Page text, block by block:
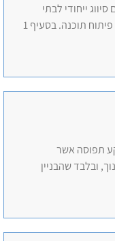
ייחודי לבתי
תוכנה. בסעיף 1
תפוסה אשר
ובלבד שהבניין